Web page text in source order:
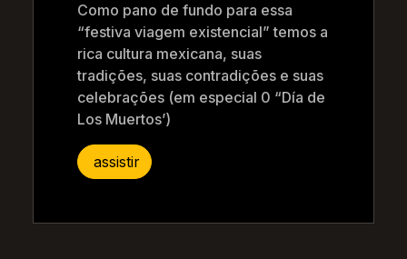
Como pano de fundo para essa
“festiva viagem existencial” temos a
rica cultura mexicana, suas
tradições, suas contradições e suas
celebrações (em especial 0 “Día de
Los Muertos’)
assistir